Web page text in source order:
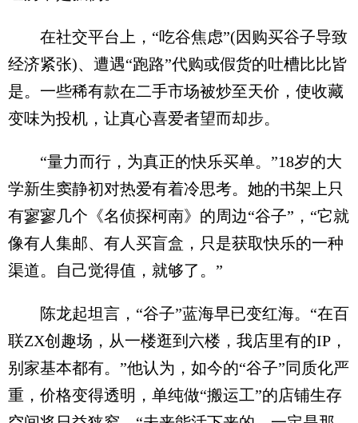
在社交平台上，“吃谷焦虑”(因购买谷子导致
经济紧张)、遭遇“跑路”代购或假货的吐槽比比皆
是。一些稀有款在二手市场被炒至天价，使收藏
变味为投机，让真心喜爱者望而却步。
“量力而行，为真正的快乐买单。”18岁的大
学新生窦静初对热爱有着冷思考。她的书架上只
有寥寥几个《名侦探柯南》的周边“谷子”，“它就
像有人集邮、有人买盲盒，只是获取快乐的一种
渠道。自己觉得值，就够了。”
陈龙起坦言，“谷子”蓝海早已变红海。“在百
联ZX创趣场，从一楼逛到六楼，我店里有的IP，
别家基本都有。”他认为，如今的“谷子”同质化严
重，价格变得透明，单纯做“搬运工”的店铺生存